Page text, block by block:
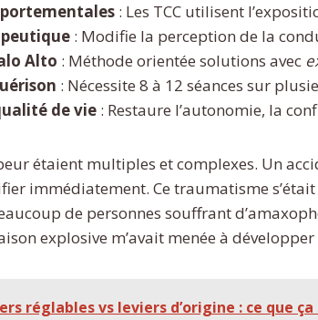
: Les TCC utilisent
: Modifie la perception de la
Alto : Méthode orientée solutions avec
: Nécessite 8 à 12 séances sur
de vie : Restaure l’autonomie, la
étaient multiples et complexes. Un
immédiatement. Ce traumatisme
de personnes souffrant
explosive m’avait menée à
réglables vs leviers d’origine : ce que